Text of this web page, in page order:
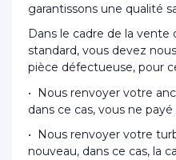
garantissons une qualité
Dans le cadre de la vente
standard, vous devez
pièce défectueuse, pour
• Nous renvoyer votre
dans ce cas, vous ne
• Nous renvoyer votre
nouveau, dans ce cas, la